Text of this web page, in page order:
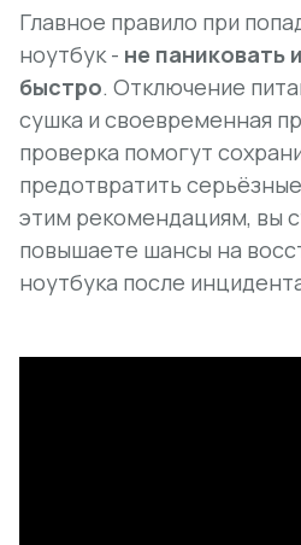
Главное правило при
ноутбук - не паниковать
быстро. Отключение
сушка и своевременная
проверка помогут
предотвратить
этим рекомендациям, вы
повышаете шансы на
ноутбука после